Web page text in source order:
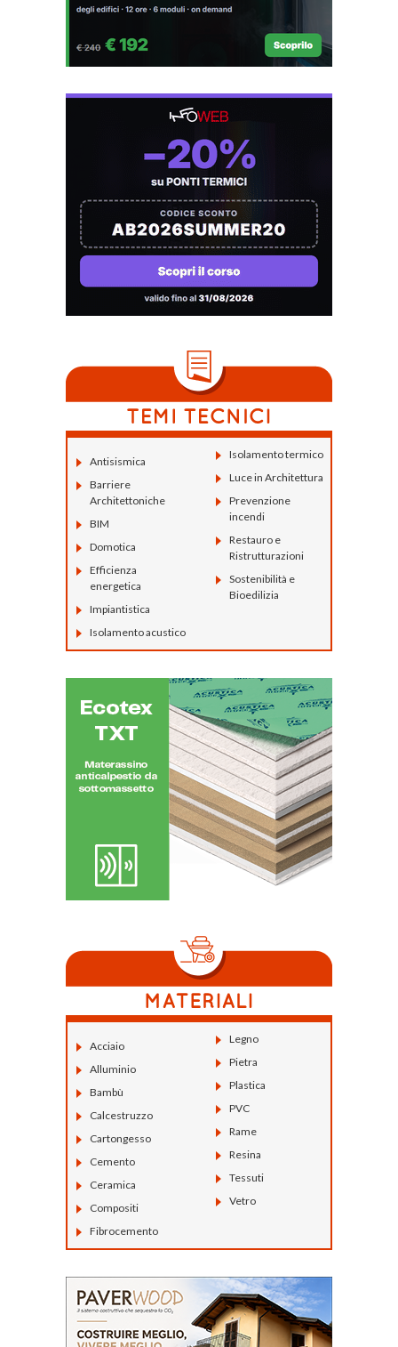
Antisismica
Barriere
Architettoniche
BIM
Domotica
Efficienza
energetica
Impiantistica
Isolamento acustico
Isolamento termico
Luce in Architettura
Prevenzione
incendi
Restauro e
Ristrutturazioni
Sostenibilità e
Bioedilizia
Acciaio
Alluminio
Bambù
Calcestruzzo
Cartongesso
Cemento
Ceramica
Compositi
Fibrocemento
Legno
Pietra
Plastica
PVC
Rame
Resina
Tessuti
Vetro